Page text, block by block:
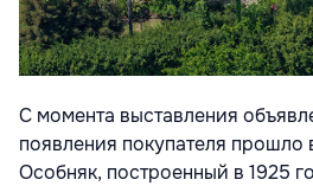
С момента выставления
появления покупателя прошло
Особняк, построенный в 1925